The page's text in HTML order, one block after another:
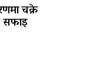
चक्रे
सफाइ